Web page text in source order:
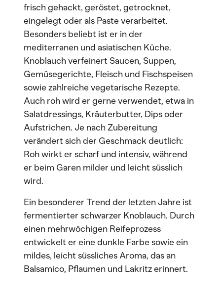
frisch gehackt, geröstet, getrocknet,
eingelegt oder als Paste verarbeitet.
Besonders beliebt ist er in der
mediterranen und asiatischen Küche.
Knoblauch verfeinert Saucen, Suppen,
Gemüsegerichte, Fleisch und Fischspeisen
sowie zahlreiche vegetarische Rezepte.
Auch roh wird er gerne verwendet, etwa in
Salatdressings, Kräuterbutter, Dips oder
Aufstrichen. Je nach Zubereitung
verändert sich der Geschmack deutlich:
Roh wirkt er scharf und intensiv, während
er beim Garen milder und leicht süsslich
wird.
Ein besonderer Trend der letzten Jahre ist
fermentierter schwarzer Knoblauch. Durch
einen mehrwöchigen Reifeprozess
entwickelt er eine dunkle Farbe sowie ein
mildes, leicht süssliches Aroma, das an
Balsamico, Pflaumen und Lakritz erinnert.